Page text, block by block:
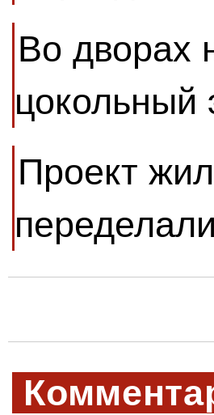
Во дворах
цокольный
Проект
переделали